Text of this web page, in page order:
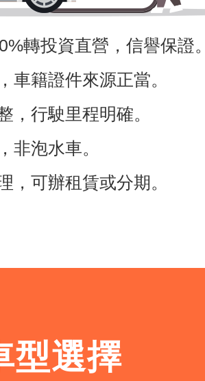
轉投資直營，信譽保證
車籍證件來源正當。
，行駛里程明確。
非泡水車。
，可辦租賃或分期。
型選擇